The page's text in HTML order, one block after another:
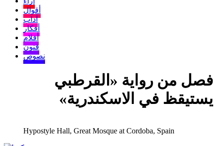
أقوال
آداب
أفكار
أفلام
فنون
نصوص
فصل من رواية «القرطبي
يستيقظ في الاسكندرية»
Hypostyle Hall, Great Mosque at Cordoba, Spain